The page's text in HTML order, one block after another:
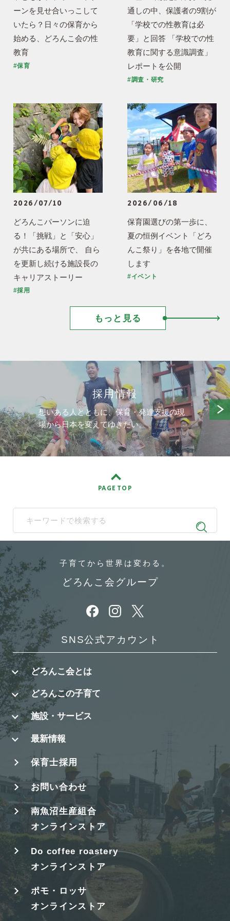
ーンを見せ合いっこして
いたら？日々の保育から
始める、どろんこ会の性
教育
#保育
通しの中、保護者の9割が
「学校での性教育は必
要」と回答 「学校での性
教育に関する意識調査」
レポートを公開
#調査・研究
2026/07/10
どろんこパーソンに迫
る！「挑戦」と「安心」
が共にある場所で、 自ら
を更新し続ける施設長の
キャリアストーリー
#採用
2026/06/18
保育園選びの第一歩に、
夏の恒例イベント「どろ
んこ祭り」を各地で開催
します
#イベント
もっと見る
採用情報
想いある人とともに、保育・発達支援の現
場から日本を変えてゆきたい。
PAGE TOP
When autocomplete results are available use up and down
子育てから 世界は変わる。
どろんこ会グループ
別ウィンドウで開きます
別ウィンドウで開きます
別ウィンドウで開きます
SNS公式アカウント
どろんこ会とは
どろんこの子育て
施設・サービス
最新情報
保育士採用
お問い合わせ
南魚沼生産組合
オンラインストア
Do coffee roastery
オンラインストア
ポモ・ロッサ
オンラインストア